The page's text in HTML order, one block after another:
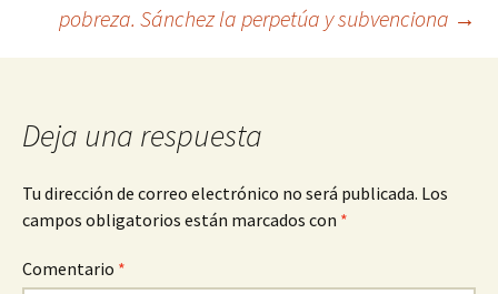
entradas
pobreza. Sánchez la perpetúa y subvenciona →
Deja una respuesta
Tu dirección de correo electrónico no será publicada. Los
campos obligatorios están marcados con *
Comentario *